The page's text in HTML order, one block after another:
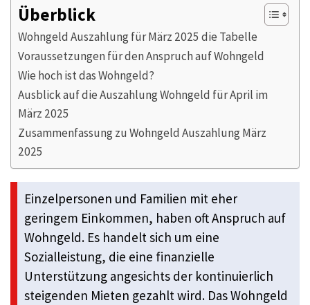
Überblick
Wohngeld Auszahlung für März 2025 die Tabelle
Voraussetzungen für den Anspruch auf Wohngeld
Wie hoch ist das Wohngeld?
Ausblick auf die Auszahlung Wohngeld für April im
März 2025
Zusammenfassung zu Wohngeld Auszahlung März
2025
Einzelpersonen und Familien mit eher
geringem Einkommen, haben oft Anspruch auf
Wohngeld. Es handelt sich um eine
Sozialleistung, die eine finanzielle
Unterstützung angesichts der kontinuierlich
steigenden Mieten gezahlt wird. Das Wohngeld